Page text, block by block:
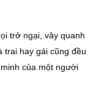
trở ngại, vây quanh
trai hay gái cũng đều
của một người